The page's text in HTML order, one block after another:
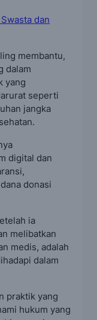
dan
membantu,
dalam
yang
seperti
jangka
digital dan
donasi
ia
melibatkan
medis, adalah
dalam
praktik yang
hukum yang